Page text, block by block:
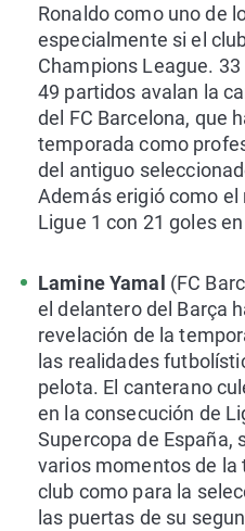
Ronaldo como uno de
especialmente si el
Champions League.
49 partidos avalan la
del FC Barcelona, que
temporada como
del antiguo
Además erigió como
Ligue 1 con 21 goles
Lamine Yamal (FC
el delantero del Barça
revelación de la
las realidades
pelota. El canterano
en la consecución de
Supercopa de España,
varios momentos de
club como para la
las puertas de su